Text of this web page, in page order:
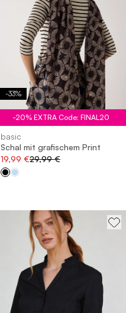
-33%
-20% EXTRA Code: FINAL20
basic
Schal mit grafischem Print
19,99 €29,99 €